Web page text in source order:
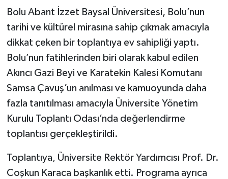
Bolu Abant İzzet Baysal Üniversitesi, Bolu’nun
tarihi ve kültürel mirasına sahip çıkmak amacıyla
dikkat çeken bir toplantıya ev sahipliği yaptı.
Bolu’nun fatihlerinden biri olarak kabul edilen
Akıncı Gazi Beyi ve Karatekin Kalesi Komutanı
Samsa Çavuş’un anılması ve kamuoyunda daha
fazla tanıtılması amacıyla Üniversite Yönetim
Kurulu Toplantı Odası’nda değerlendirme
toplantısı gerçekleştirildi.
Toplantıya, Üniversite Rektör Yardımcısı Prof. Dr.
Coşkun Karaca başkanlık etti. Programa ayrıca